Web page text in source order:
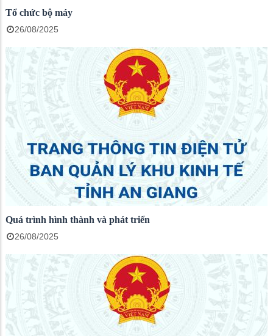
Tổ chức bộ máy
26/08/2025
Quá trình hình thành và phát triển
26/08/2025